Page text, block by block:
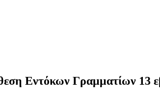
Εντόκων Γραμματίων